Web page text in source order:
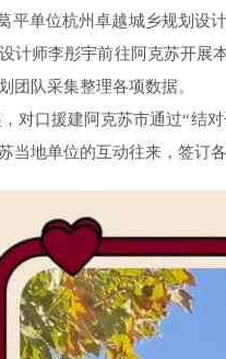
平单位杭州卓越城乡规划设
计师李彤宇前往阿克苏开展
团队采集整理各项数据。
对口援建阿克苏市通过“结
当地单位的互动往来，签订